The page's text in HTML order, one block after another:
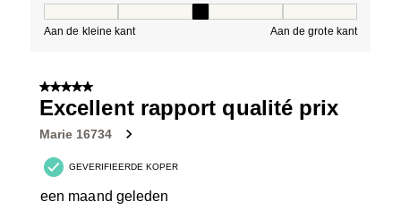
Aan de kleine kant Aan de grote kant
5 van 5 sterren.
Excellent rapport qualité prix
Marie 16734
GEVERIFIEERDE KOPER
een maand geleden